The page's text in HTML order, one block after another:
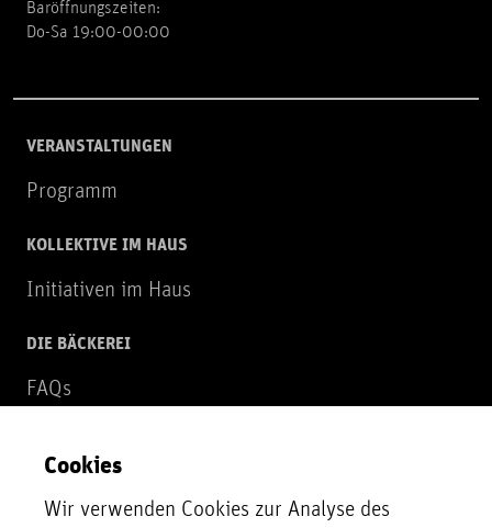
Baröffnungszeiten:
Do-Sa 19:00-00:00
VERANSTALTUNGEN
Programm
KOLLEKTIVE IM HAUS
Initiativen im Haus
DIE BÄCKEREI
FAQs
NEWSLETTER
Zur Newsletter Anmeldung
Cookies
Wir verwenden Cookies zur Analyse des